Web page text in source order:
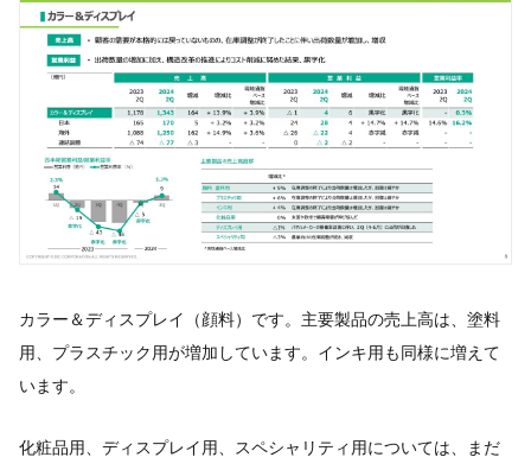
カラー＆ディスプレイ（顔料）です。主要製品の売上高は、塗料
用、プラスチック用が増加しています。インキ用も同様に増えて
います。
化粧品用、ディスプレイ用、スペシャリティ用については、まだ